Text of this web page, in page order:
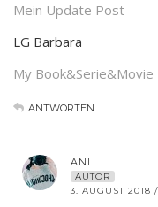
Mein Update Post
LG Barbara
My Book&Serie&Movie
ANTWORTEN
ANI
AUTOR
3. AUGUST 2018